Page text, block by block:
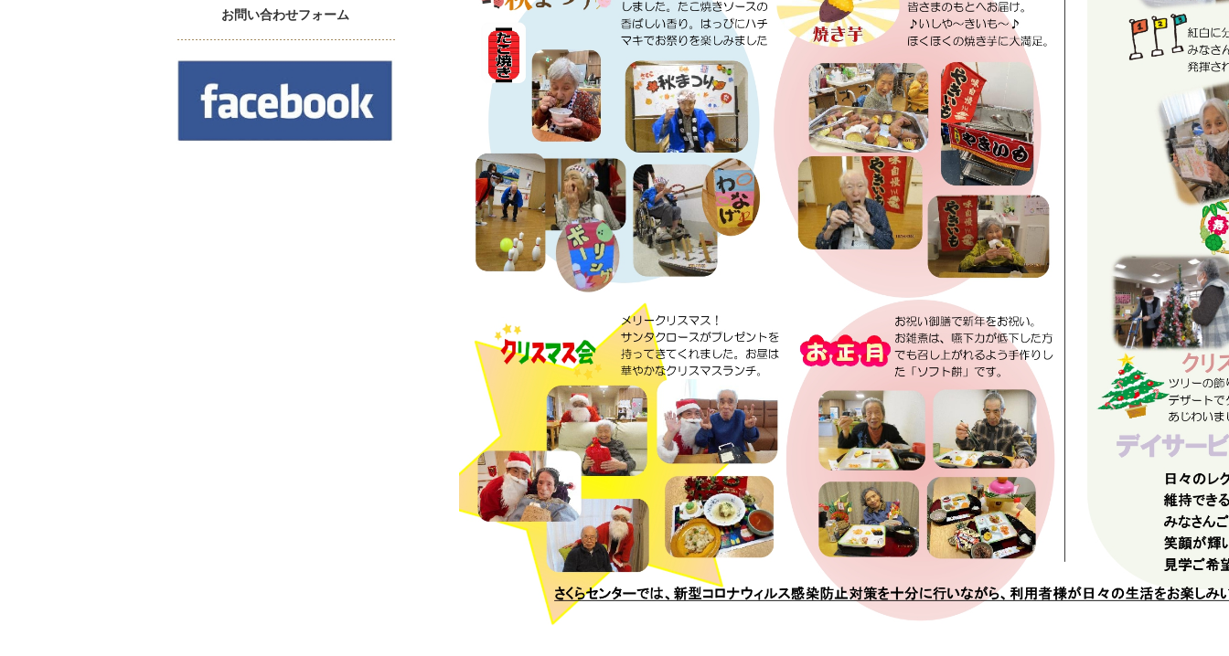
お問い合わせフォーム